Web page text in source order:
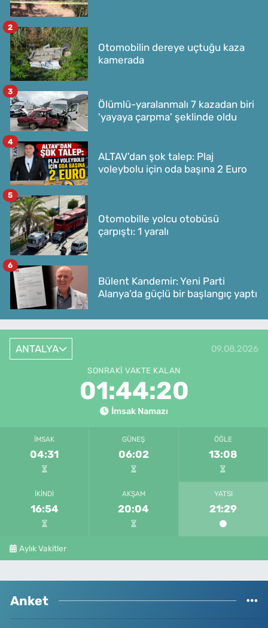
Otomobilin dereye uçtuğu kaza
kamerada
2
Ölümlü-yaralanmalı 7 kazadan biri
'yayaya çarpma' şeklinde oldu
3
ALTAV’dan şok talep: Plaj
voleybolu için oda başına 2 Euro
4
Otomobille yolcu otobüsü
çarpıştı: 1 yaralı
5
Bülent Kandemir: Yeni Parti
Alanya’da güçlü bir başlangıç yaptı
6
ANTALYA 09.08.2026
SONRAKI VAKTE KALAN
01:44:20
İmsak Namazı
İMSAK
04:31
GÜNEŞ
06:02
ÖĞLE
13:08
İKINDI
16:54
AKŞAM
20:04
YATSI
21:29
Aylık Vakitler
Anket